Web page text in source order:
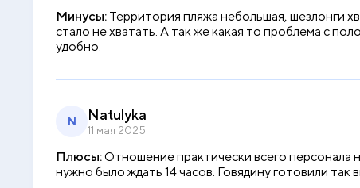
Минусы: Территория пляжа небольшая, шезлонги
стало не хватать. А так же какая то проблема с
удобно.
N Natulyka
11 мая 2025
Плюсы:Отношение практически всего персонала
нужно было ждать 14 часов. Говядину готовили